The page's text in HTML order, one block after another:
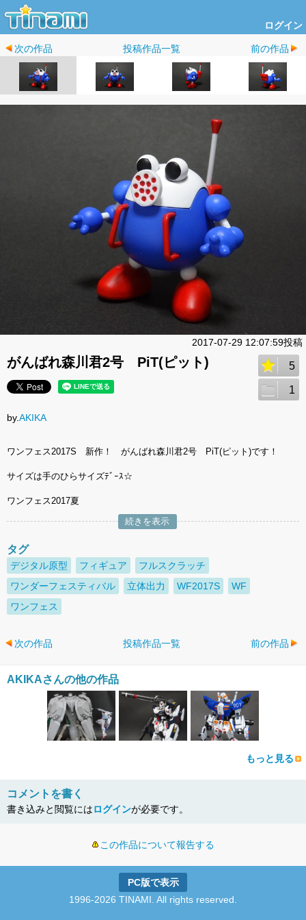
ログイン
次の作品 投稿作品一覧 前の作品
2017-07-29 12:07:59投稿
がんばれ森川君2号 PiT(ピット) 5
1
by.AKIKA
ワンフェス2017S 新作！ がんばれ森川君2号 PiT(ピット)です！
サイズは手のひらサイズﾃﾞｰｽ☆
ワンフェス2017夏
続きを表示
タグ
デジタル原型 フィギュア
フルスクラッチ
ワンダーフェスティバル
立体出力 WF2017S
WF
ワンフェス
次の作品 投稿作品一覧 前の作品
AKIKAさんの他の作品
もっと見る
コメントを書く
書き込みと閲覧にはログインが必要です。
この作品について報告する
PC版で表示
1996-2026 TINAMI. All rights reserved.